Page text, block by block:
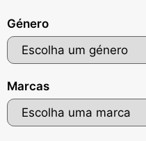
Género
Marcas